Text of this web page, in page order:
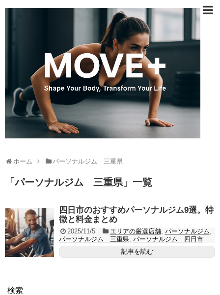
ホーム パーソナルジム 三重県
「パーソナルジム 三重県 」 一覧
四日市のおすすめパーソナルジム9選。特
徴と料金まとめ
2025/11/5 エリアの厳選店舗, パーソナルジム
パーソナルジム 三重県 パーソナルジム 四日市
記事を読む
検索